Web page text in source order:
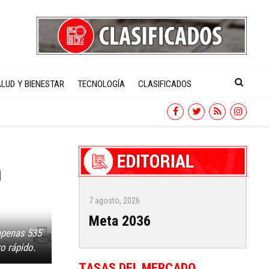
Y BIENESTAR TECNOLOGÍA CLASIFICADOS
535
rápido.
7 agosto, 2026
Meta 2036